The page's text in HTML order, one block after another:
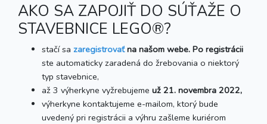
AKO SA ZAPOJIŤ DO SÚŤAŽE O
STAVEBNICE LEGO®?
stačí sa zaregistrovaťna našom webe. Po registrácii
ste automaticky zaradená do žrebovania o niektorý
typ stavebnice,
až 3 výherkyne vyžrebujeme už 21. novembra 2022,
výherkyne kontaktujeme e-mailom, ktorý bude
uvedený pri registrácii a výhru zašleme kuriérom